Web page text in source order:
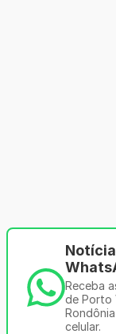
Receba
de Porto
celular.